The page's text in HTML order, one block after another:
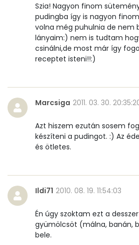
B12 Vitamin:
E vitamin:
C vitamin:
K vitamin:
Tiamin - B1 vitamin:
Riboflavin - B2 vitamin:
Pantoténsav - B5 vitamin:
Folsav - B9-vitamin:
Kolin:
Szia! Nagyon finom
pudingba így is nagyon
volna még puhulnia de nem
lányaim:) nem is tudtam
csinálni,de most már így
receptet isteni!!:)
Marcsiga 2011. 03. 30.
Azt hiszem ezután sosem
készíteni a pudingot. :) Az
és ötletes.
Ildi71 2010. 08. 19. 11:54:03
Én úgy szoktam ezt a
gyümölcsöt (málna, banán,
bele.